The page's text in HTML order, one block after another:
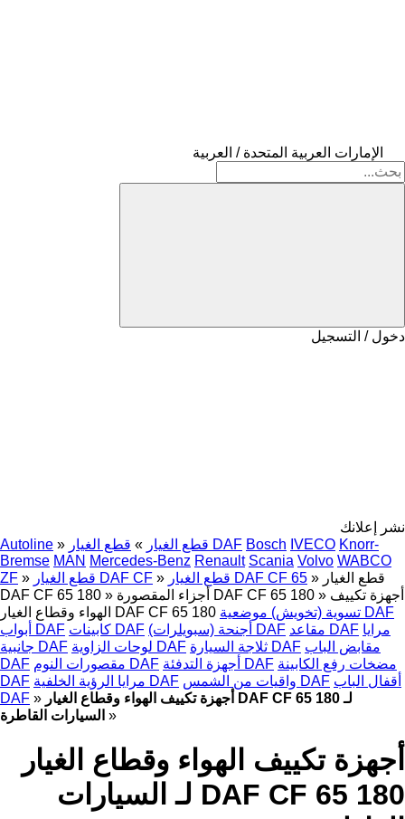
الإمارات العربية المتحدة / العربية
دخول / التسجيل
نشر إعلانك
Autoline » قطع الغيار » قطع الغيار DAF Bosch IVECO Knorr-
Bremse MAN Mercedes-Benz Renault Scania Volvo WABCO
ZF » قطع الغيار DAF CF » قطع الغيار DAF CF 65 » قطع الغيار
DAF CF 65 180 » أجزاء المقصورة DAF CF 65 180 » أجهزة تكييف
الهواء وقطاع الغيار DAF CF 65 180
تسوية (تخويش) موضعية DAF
أبواب DAF
كابينات DAF أجنحة (سبويلرات) DAF مقاعد DAF مرايا
جانبية DAF
لوحات الزاوية DAF ثلاجة السيارة DAF مقابض الباب
DAF
مقصورات النوم DAF أجهزة التدفئة DAF مضخات رفع الكابينة
DAF
مرايا الرؤية الخلفية DAF واقيات من الشمس DAF أقفال الباب
DAF » أجهزة تكييف الهواء وقطاع الغيار DAF CF 65 180 لـ
السيارات القاطرة »
أجهزة تكييف الهواء وقطاع الغيار
DAF CF 65 180 لـ السيارات